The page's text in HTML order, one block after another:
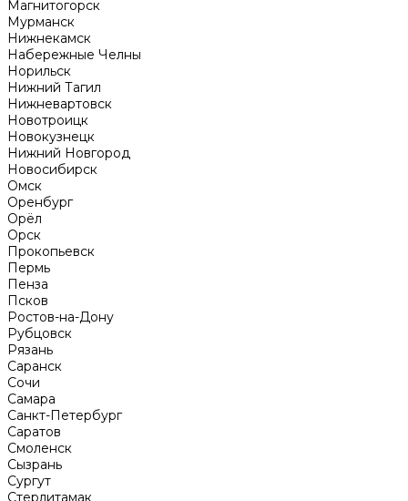
Магнитогорск
Мурманск
Нижнекамск
Набережные Челны
Норильск
Нижний Тагил
Нижневартовск
Новотроицк
Новокузнецк
Нижний Новгород
Новосибирск
Омск
Оренбург
Орёл
Орск
Прокопьевск
Пермь
Пенза
Псков
Ростов-на-Дону
Рубцовск
Рязань
Саранск
Сочи
Самара
Санкт-Петербург
Саратов
Смоленск
Сызрань
Сургут
Стерлитамак